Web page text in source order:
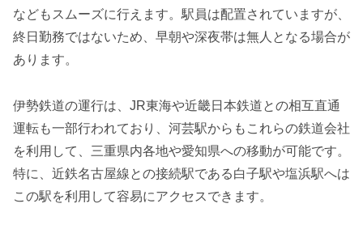
などもスムーズに行えます。駅員は配置されていますが、
終日勤務ではないため、早朝や深夜帯は無人となる場合が
あります。
伊勢鉄道の運行は、JR東海や近畿日本鉄道との相互直通
運転も一部行われており、河芸駅からもこれらの鉄道会社
を利用して、三重県内各地や愛知県への移動が可能です。
特に、近鉄名古屋線との接続駅である白子駅や塩浜駅へは
この駅を利用して容易にアクセスできます。